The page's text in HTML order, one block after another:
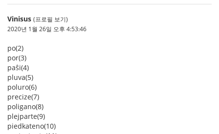
Vinisus (프로필 보기)
2020년 1월 26일 오후 4:53:46
po(2)
por(3)
paŝi(4)
pluva(5)
poluro(6)
precize(7)
poligano(8)
plejparte(9)
piedkateno(10)